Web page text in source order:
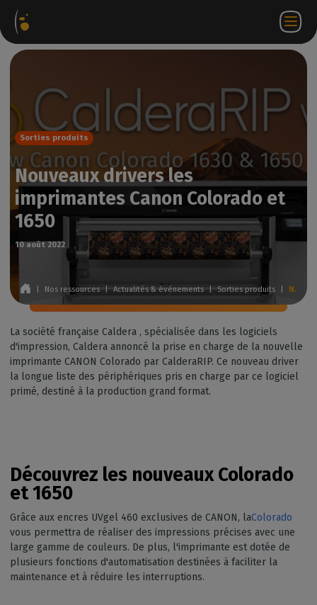
FR
Sorties produits
Nouveaux drivers les
imprimantes Canon Colorado et
1650
10 août 2022
Nos ressources | Actualités & événements | Sorties produits Nouveaux drivers les imprimantes Canon Colorado et 1650
La société française Caldera , spécialisée dans les logiciels
d'impression, Caldera annoncé la prise en charge de la nouvelle
imprimante CANON Colorado par CalderaRIP. Ce nouveau driver
la longue liste des périphériques pris en charge par ce logiciel
primé, destiné à la production grand format.
Découvrez les nouveaux Colorado
et 1650
Grâce aux encres UVgel 460 exclusives de CANON, laColorado
vous permettra de réaliser des impressions précises avec une
large gamme de couleurs. De plus, l'imprimante est dotée de
plusieurs fonctions d'automatisation destinées à faciliter la
maintenance et à réduire les interruptions.